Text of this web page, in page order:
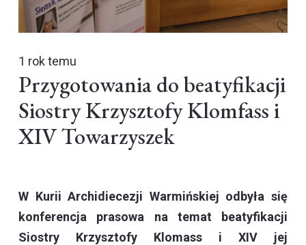
1 rok temu
Przygotowania do beatyfikacji
Siostry Krzysztofy Klomfass i
XIV Towarzyszek
W Kurii Archidiecezji Warmińskiej odbyła się
konferencja prasowa na temat beatyfikacji
Siostry Krzysztofy Klomass i XIV jej